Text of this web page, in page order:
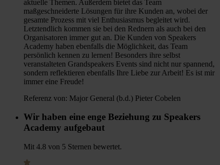
aktuelle Themen. Außerdem bietet das Team
maßgeschneiderte Lösungen für ihre Kunden an, wobei der
gesamte Prozess mit viel Enthusiasmus begleitet wird.
Letztendlich kommen sie bei den Rednern als auch bei den
Organisatoren immer gut an. Die Kunden von Speakers
Academy haben ebenfalls die Möglichkeit, das Team
persönlich kennen zu lernen! Besonders ihre selbst
veranstalteten Grandspeakers Events sind nicht nur spannend,
sondern reflektieren ebenfalls Ihre Liebe zur Arbeit! Es ist mir
immer eine Freude!
Referenz von: Major General (b.d.) Pieter Cobelen
Wir haben eine enge Beziehung zu Speakers
Academy aufgebaut
Mit 4.8 von 5 Sternen bewertet.